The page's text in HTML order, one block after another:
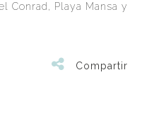
Conrad, Playa Mansa y
Compartir